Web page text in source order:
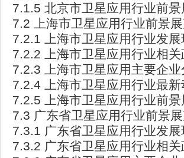
7.1.5 北京市卫星应用行业前景
7.2 上海市卫星应用行业前景
7.2.1 上海市卫星应用行业发展
7.2.2 上海市卫星应用行业相关
7.2.3 上海市卫星应用主要企业
7.2.4 上海市卫星应用行业最新
7.2.5 上海市卫星应用行业前景
7.3 广东省卫星应用行业前景
7.3.1 广东省卫星应用行业发展
7.3.2 广东省卫星应用行业相关